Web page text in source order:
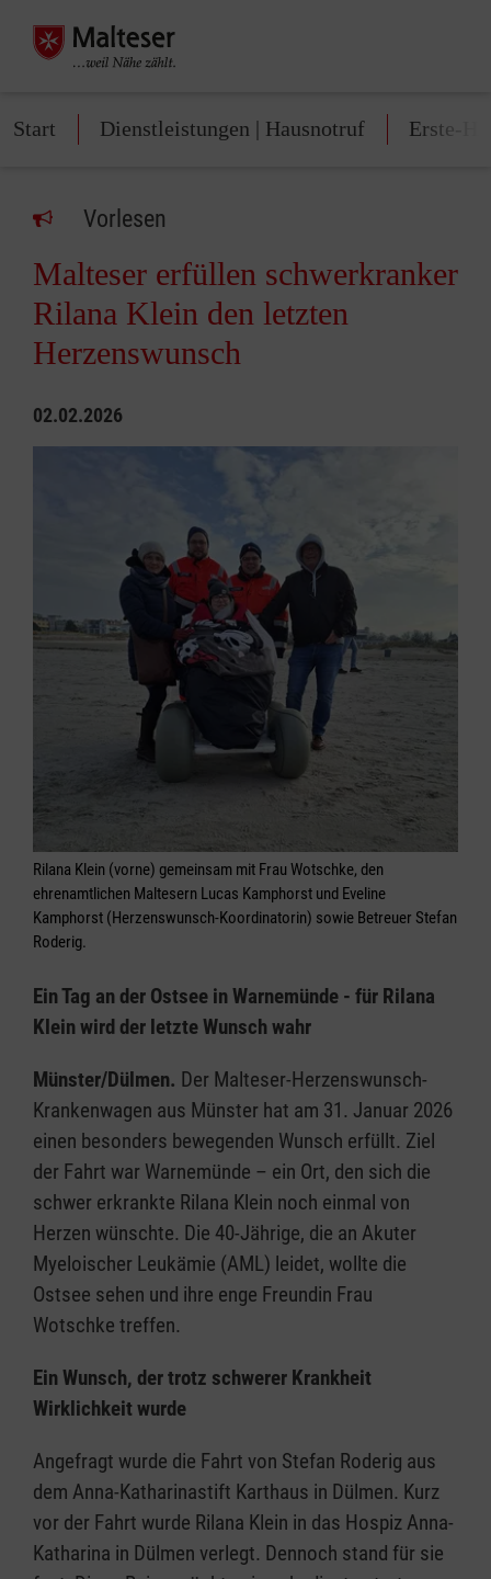
Start Dienstleistungen | Hausnotruf Erste-
Vorlesen
Malteser erfüllen schwerkranker
Rilana Klein den letzten
Herzenswunsch
02.02.2026
Rilana Klein (vorne) gemeinsam mit Frau Wotschke, den
ehrenamtlichen Maltesern Lucas Kamphorst und Eveline
Kamphorst (Herzenswunsch-Koordinatorin) sowie Betreuer Stefan
Roderig.
Ein Tag an der Ostsee in Warnemünde - für Rilana
Klein wird der letzte Wunsch wahr
Münster/Dülmen. Der Malteser-Herzenswunsch-
Krankenwagen aus Münster hat am 31. Januar 2026
einen besonders bewegenden Wunsch erfüllt. Ziel
der Fahrt war Warnemünde – ein Ort, den sich die
schwer erkrankte Rilana Klein noch einmal von
Herzen wünschte. Die 40-Jährige, die an Akuter
Myeloischer Leukämie (AML) leidet, wollte die
Ostsee sehen und ihre enge Freundin Frau
Wotschke treffen.
Ein Wunsch, der trotz schwerer Krankheit
Wirklichkeit wurde
Angefragt wurde die Fahrt von Stefan Roderig aus
dem Anna-Katharinastift Karthaus in Dülmen. Kurz
vor der Fahrt wurde Rilana Klein in das Hospiz Anna-
Katharina in Dülmen verlegt. Dennoch stand für sie